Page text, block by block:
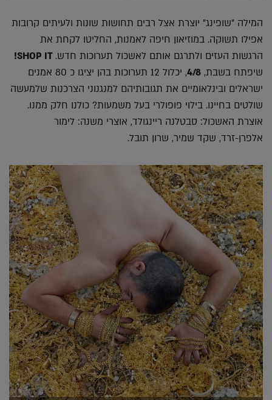
המילה "שופינג" יוצרת אצל רבים תחושות שונות ולעיתים קרובות
אפילו תשוקה. במוזיאון חיפה לאמנות, החליטו לקחת את
הרגשות העזים ולתרגם אותם לאשכול תערוכות חדש.
שיפתח בשבת, 4/8
, יכלול 12 תערוכות בהן יציגו כ 80 אמנים
ישראלים ובינלאומיים את תגובותיהם למנגנוני הצרכנות שלמעשה
שולטים בחיינו. בילוי פופולרי בעל משמעות? כולנו חלק ממנו.
אוצרת האשכול: סבטלנה ריינגולד, אוצרי משנה: לימור
אלפרן-זרד, שקד שמיר, שרון תובל.